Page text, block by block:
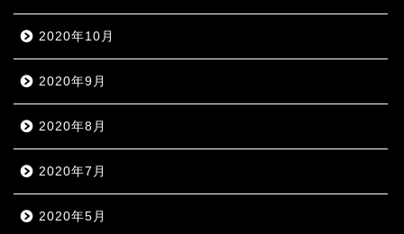
2020年10月
2020年9月
2020年8月
2020年7月
2020年5月